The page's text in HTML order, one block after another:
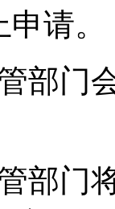
请。
部门
部门